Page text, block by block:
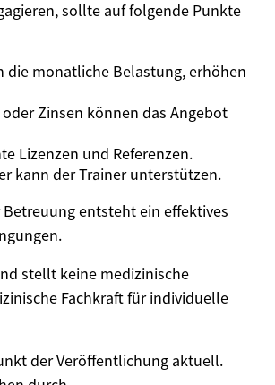
sollte auf folgende Punkte
die monatliche Belastung, erhöhen
Zinsen können das Angebot
Lizenzen und Referenzen.
kann der Trainer unterstützen.
entsteht ein effektives
stellt keine medizinische
Fachkraft für individuelle
der Veröffentlichung aktuell.